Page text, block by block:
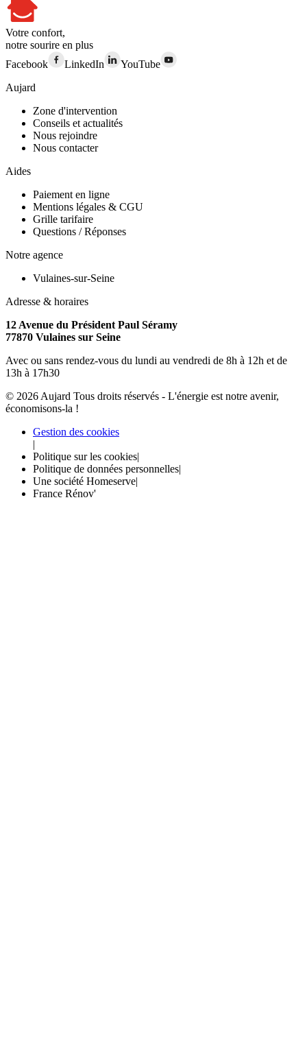
Votre confort,
notre sourire en plus
Facebook
LinkedIn
YouTube
Aujard
Zone d'intervention
Conseils et actualités
Nous rejoindre
Nous contacter
Aides
Paiement en ligne
Mentions légales & CGU
Grille tarifaire
Questions / Réponses
Notre agence
Vulaines-sur-Seine
Adresse & horaires
12 Avenue du Président Paul Séramy
77870 Vulaines sur Seine
Avec ou sans rendez-vous du lundi au vendredi de 8h à 12h et de
13h à 17h30
© 2026 Aujard Tous droits réservés - L'énergie est notre avenir,
économisons-la !
Gestion des cookies
|
Politique sur les cookies|
Politique de données personnelles|
Une société Homeserve|
France Rénov'